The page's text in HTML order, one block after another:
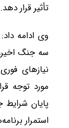
تأثیر قرار دهد.
وی ادامه
سه جنگ
نیازهای
مورد توجه
پایان
استمرار